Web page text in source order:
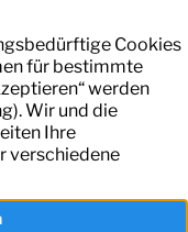
Bewertung von
Mieten und Pachten.